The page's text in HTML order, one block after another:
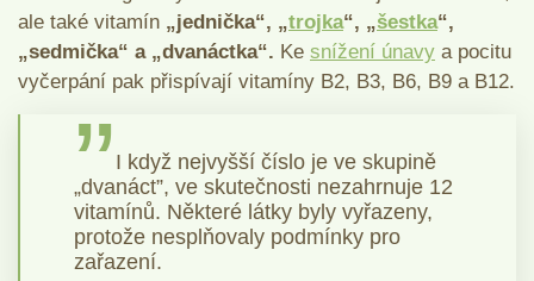
ale také vitamín „jednička“, „trojka“, „šestka“,
„sedmička“ a „dvanáctka“. Ke snížení únavy a pocitu
vyčerpání pak přispívají vitamíny B2, B3, B6, B9 a B12.
I když nejvyšší číslo je ve skupině
„dvanáct”, ve skutečnosti nezahrnuje 12
vitamínů. Některé látky byly vyřazeny,
protože nesplňovaly podmínky pro
zařazení.